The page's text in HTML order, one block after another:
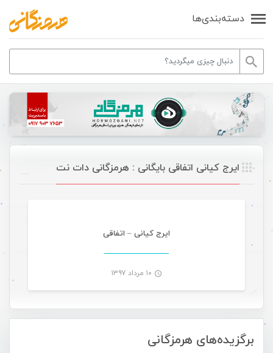
دسته‌بندی‌ها
برگزیده‌های هرمزگانی
ایرج کیانی اتفاقی بایگانی : هرمزگانی دات نت
ایرج کیانی – اتفاقی
۱۰ مرداد ۱۳۹۷